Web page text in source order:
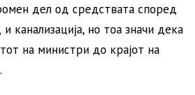
дел од средствата според
канализација, но тоа значи дека
на министри до крајот на